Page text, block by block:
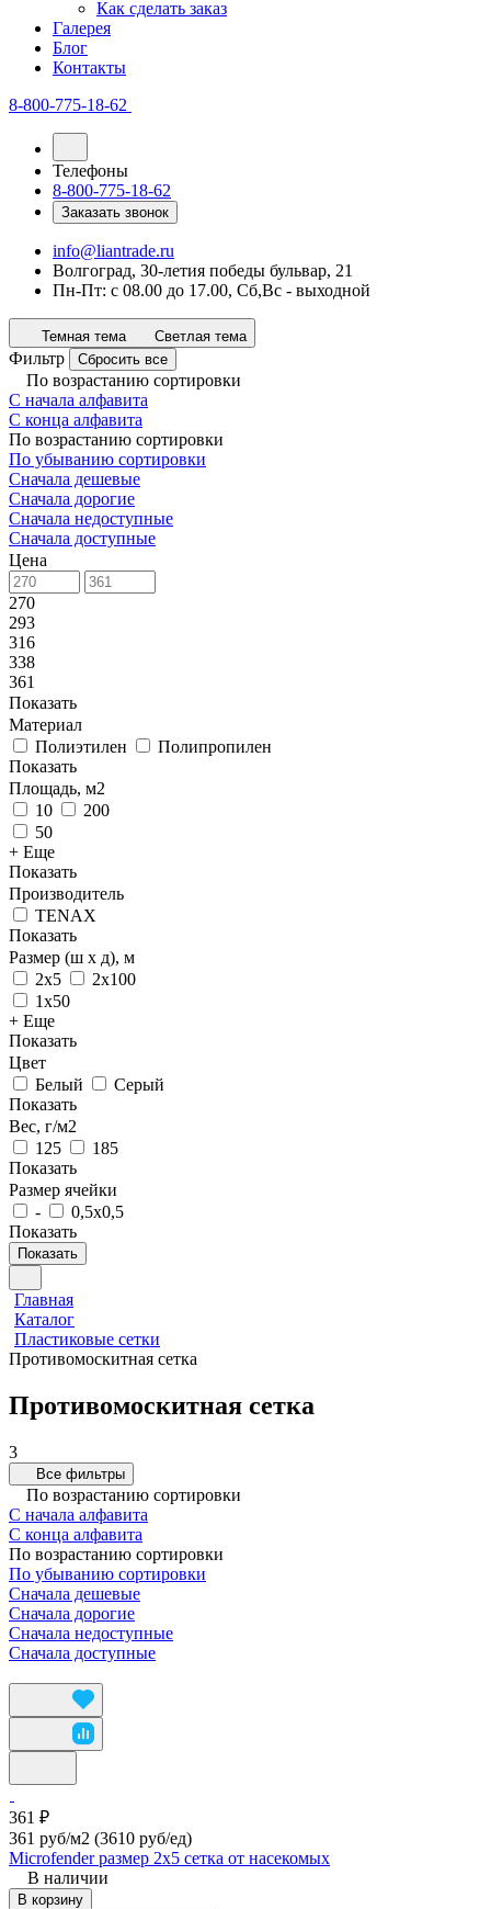
Как сделать заказ
Галерея
Блог
Контакты
8-800-775-18-62
Телефоны
8-800-775-18-62
Заказать звонок
info@liantrade.ru
Волгоград, 30-летия победы бульвар, 21
Пн-Пт: c 08.00 до 17.00, Cб,Вс - выходной
Темная тема Светлая тема
Фильтр Сбросить все
По возрастанию сортировки
С начала алфавита
С конца алфавита
По возрастанию сортировки
По убыванию сортировки
Сначала дешевые
Сначала дорогие
Сначала недоступные
Сначала доступные
Цена
270
293
316
338
361
Показать
Материал
Полиэтилен
Полипропилен
Показать
Площадь, м2
10
200
50
+ Еще
Показать
Производитель
TENAX
Показать
Размер (ш х д), м
2х5
2х100
1х50
+ Еще
Показать
Цвет
Белый
Серый
Показать
Вес, г/м2
125
185
Показать
Размер ячейки
-
0,5х0,5
Показать
Показать
Главная
Каталог
Пластиковые сетки
Противомоскитная сетка
Противомоскитная сетка
3
Все фильтры
По возрастанию сортировки
С начала алфавита
С конца алфавита
По возрастанию сортировки
По убыванию сортировки
Сначала дешевые
Сначала дорогие
Сначала недоступные
Сначала доступные
361 ₽
361 руб/м2 (3610 руб/eд)
Microfender размер 2х5 сетка от насекомых
В наличии
В корзину